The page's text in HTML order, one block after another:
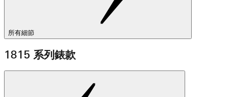
所有細節
1815 系列錶款